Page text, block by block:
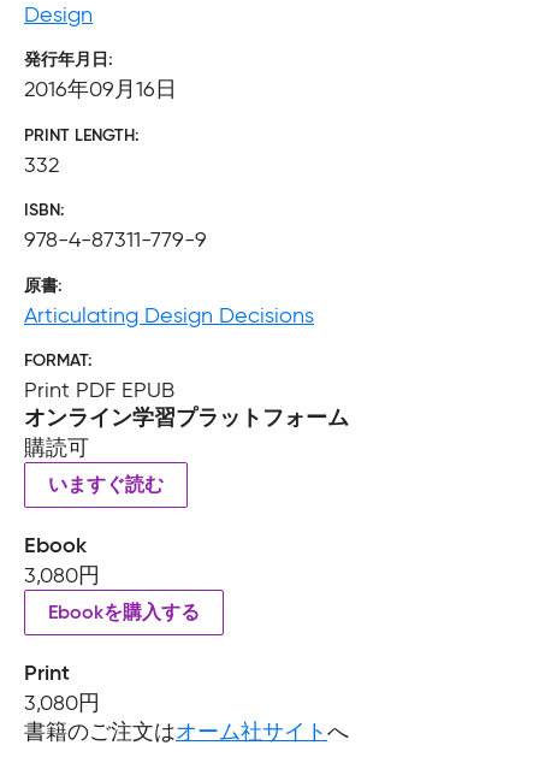
Design
発行年月日
2016年09月16日
PRINT LENGTH
332
ISBN
978-4-87311-779-9
原書
Articulating Design Decisions
FORMAT
Print PDF EPUB
オンライン学習プラットフォーム
購読可
いますぐ読む
Ebook
3,080円
Ebookを購入する
Print
3,080円
書籍のご注文はオーム社サイトへ